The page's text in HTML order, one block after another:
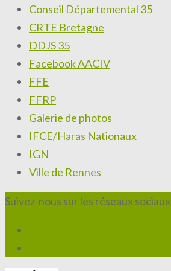
Conseil Départemental 35
CRTE Bretagne
DDJS 35
Facebook AACIV
FFE
FFRP
Galerie de photos
IFCE/Haras Nationaux
IGN
Ville de Rennes
Suivez-nous sur les réseaux sociaux